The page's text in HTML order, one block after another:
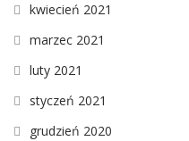
kwiecień 2021
marzec 2021
luty 2021
styczeń 2021
grudzień 2020